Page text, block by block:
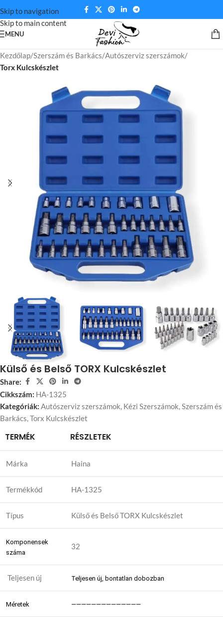
Skip to navigation
Skip to main content
MENU
Kezdőlap Szerszám és Barkács Autószerviz szerszámok
Torx Kulcskészlet
Külső és Belső TORX Kulcskészlet
Share:
Cikkszám: HA-1325
Kategóriák: Autószerviz szerszámok, Kézi Szerszámok,Szerszám és
Barkács,Torx Kulcskészlet
TERMÉK RÉSZLETEK
Márka Haina
Termékkód HA-1325
Típus Külső és Belső TORX Kulcskészlet
Komponensek
száma
32
Teljesen új Teljesen új, bontatlan dobozban
Méretek ——————————————